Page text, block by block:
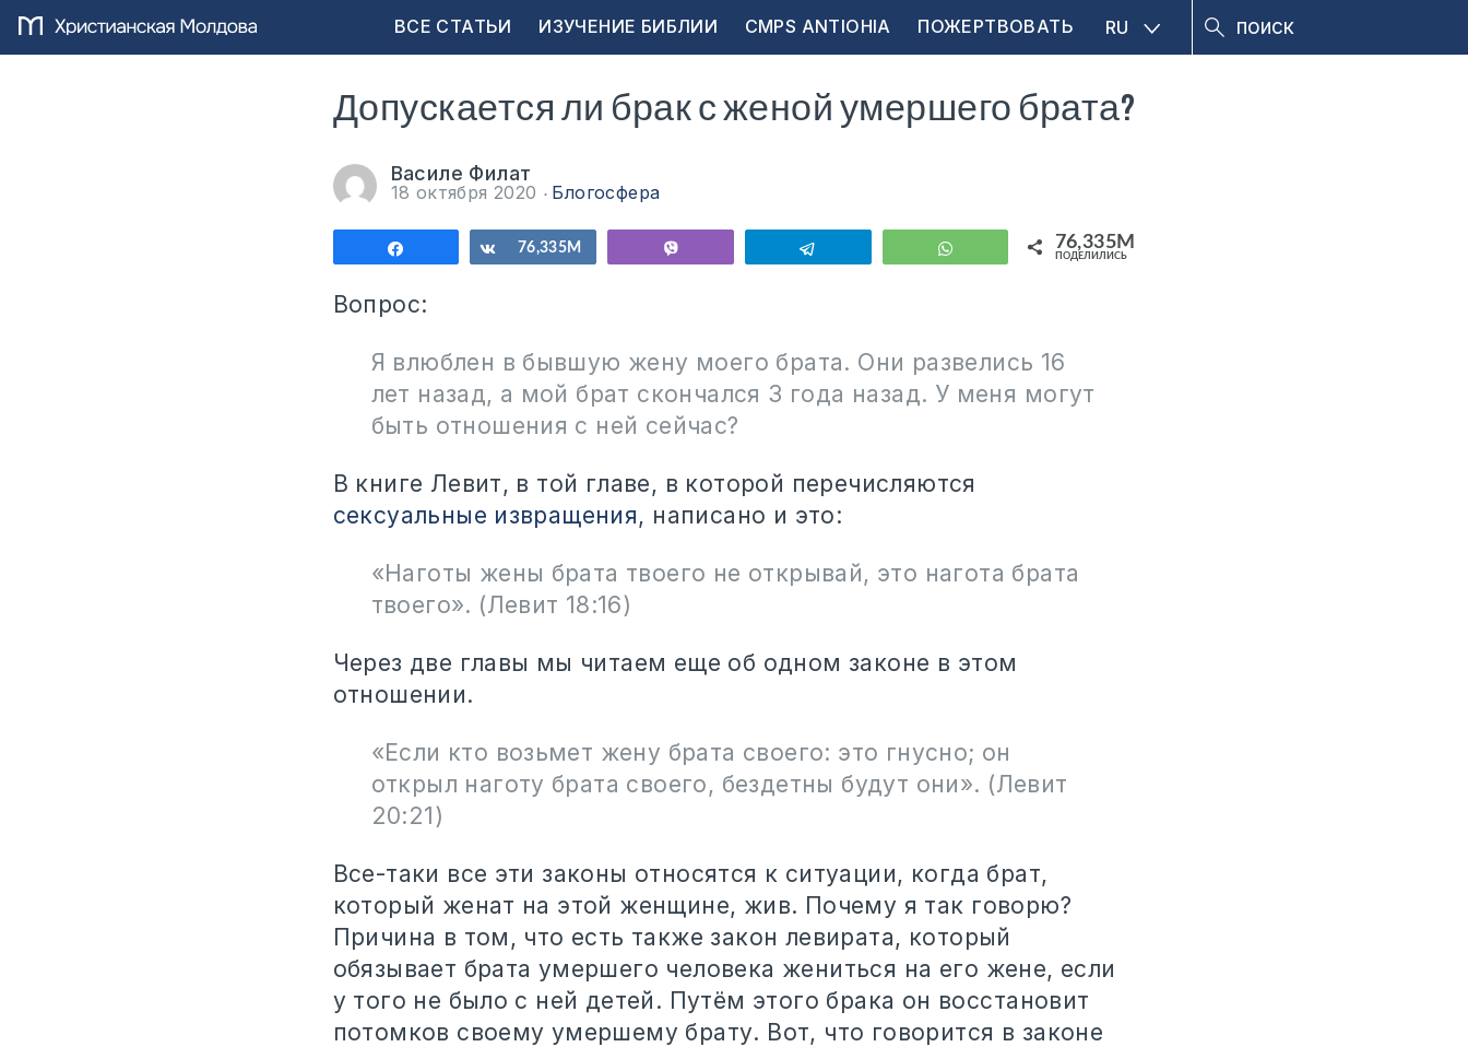
ВСЕ СТАТЬИ ИЗУЧЕНИЕ БИБЛИИ CMPS ANTIOHIA ПОЖЕРТВОВАТЬ RU
Допускается ли брак с женой умершего брата?
Василе Филат
18 октября 2020 Блогосфера
Поделиться Поделиться
76,335M WhatsApp 76,335M
ПОДЕЛИЛИСЬ
Вопрос:
Я влюблен в бывшую жену моего брата. Они развелись 16
лет назад, а мой брат скончался 3 года назад. У меня могут
быть отношения с ней сейчас?
В книге Левит, в той главе, в которой перечисляются
сексуальные извращения, написано и это:
«Наготы жены брата твоего не открывай, это нагота брата
твоего». (Левит 18:16)
Через две главы мы читаем еще об одном законе в этом
отношении.
«Если кто возьмет жену брата своего: это гнусно; он
открыл наготу брата своего, бездетны будут они». (Левит
20:21)
Все-таки все эти законы относятся к ситуации, когда брат,
который женат на этой женщине, жив. Почему я так говорю?
Причина в том, что есть также закон левирата, который
обязывает брата умершего человека жениться на его жене, если
у того не было с ней детей. Путём этого брака он восстановит
потомков своему умершему брату. Вот, что говорится в законе